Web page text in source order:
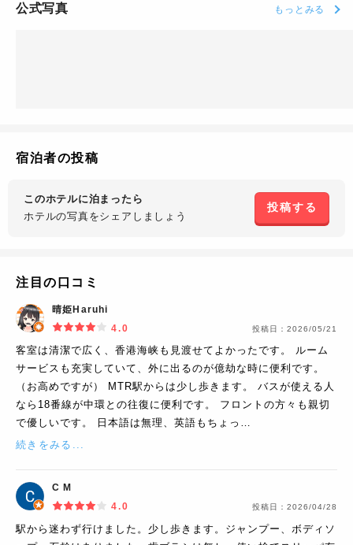
公式写真 もっとみる
宿泊者の投稿
このホテルに泊まったら
ホテルの写真をシェアしましょう
投稿する
注目の口コミ
晴姫Haruhi
4.0
投稿日： 2026/05/21
客室は清潔で広く、香港海峡も見渡せてよかったです。 ルーム
サービスも充実していて、外に出るのが億劫な時に便利です。
（お高めですが） MTR駅からは少し歩きます。 バスが使える人
なら18番線が中環との往復に便利です。 フロントの方々も親切
で優しいです。 日本語は無理、英語もちょっ…
続きをみる...
C M
4.0
投稿日： 2026/04/28
駅から迷わず行けました。少し歩きます。ジャンプー、ボディソ